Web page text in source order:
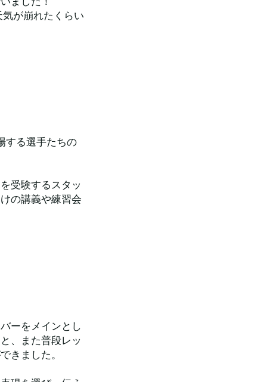
が崩れたくらい
する選手たちの
受験するスタッ
の講義や練習会
ーをメインとし
、また普段レッ
きました。